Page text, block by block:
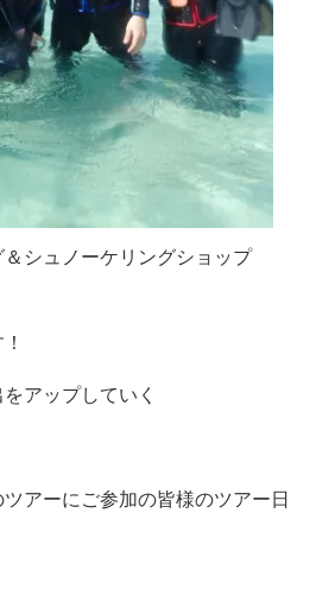
シュノーケリングショップ
アップしていく
アーにご参加の皆様のツアー日